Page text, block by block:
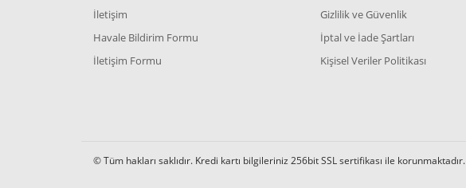
İletişim
Havale Bildirim Formu
İletişim Formu
Gizlilik ve Güvenlik
İptal ve İade Şartları
Kişisel Veriler Politikası
© Tüm hakları saklıdır. Kredi kartı bilgileriniz 256bit SSL sertifikası ile korunmaktadır.